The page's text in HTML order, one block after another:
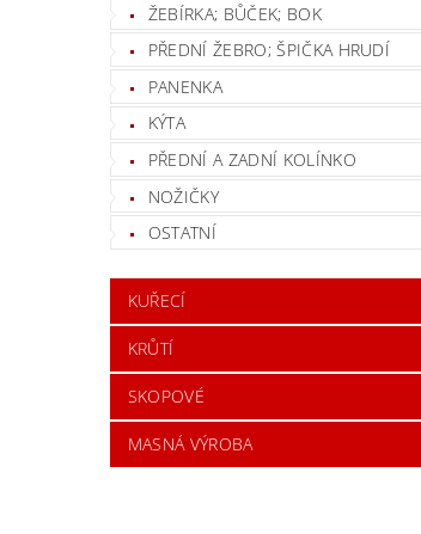
ŽEBÍRKA; BŮČEK; BOK
PŘEDNÍ ŽEBRO; ŠPIČKA HRUDÍ
PANENKA
KÝTA
PŘEDNÍ A ZADNÍ KOLÍNKO
NOŽIČKY
OSTATNÍ
KUŘECÍ
KRŮTÍ
SKOPOVÉ
MASNÁ VÝROBA